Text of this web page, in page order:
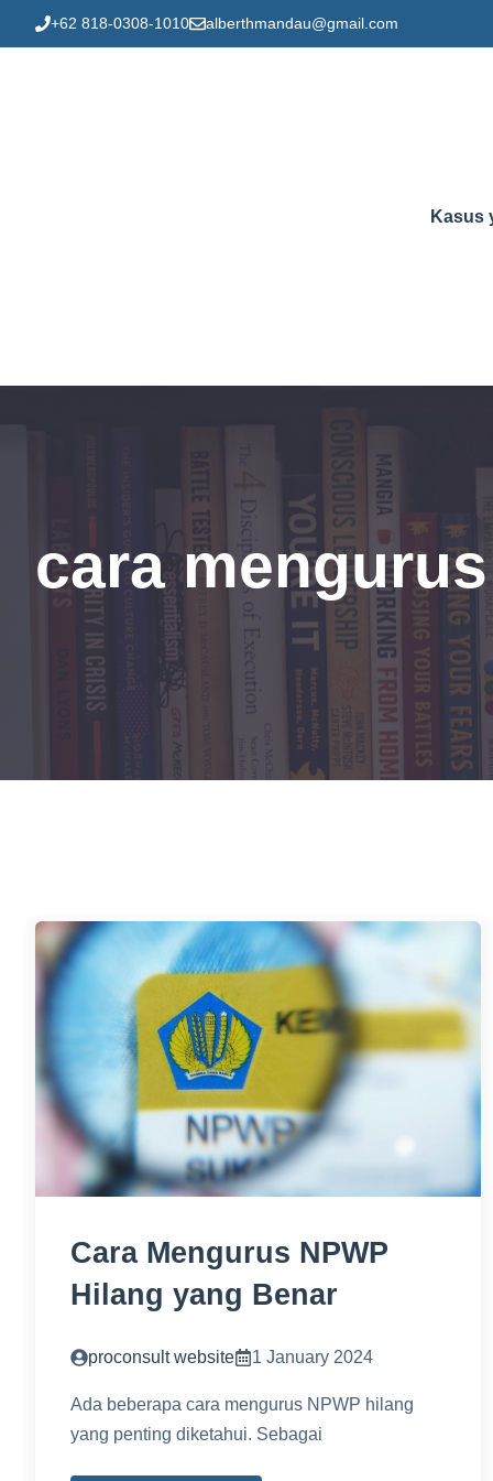
to
+62 818-0308-1010 alberthmandau@gmail.com
Kasus
cara
Cara Mengurus NPWP
Hilang yang Benar
proconsult website 1 January 2024
Ada beberapa cara mengurus NPWP hilang
yang penting diketahui. Sebagai